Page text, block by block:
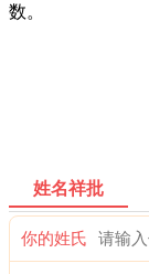
数。
姓名祥批
你的姓氏